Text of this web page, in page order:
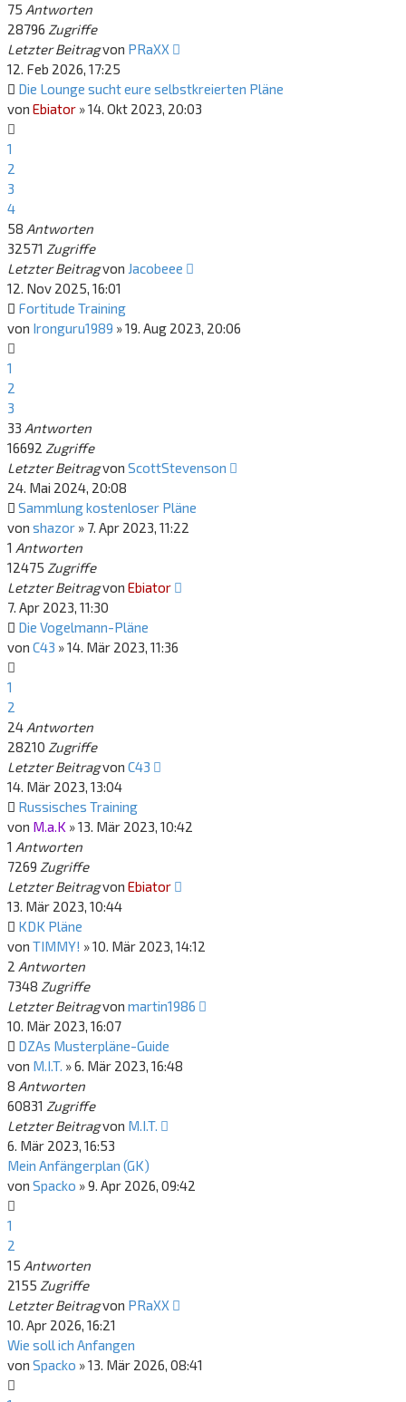
75 Antworten
28796 Zugriffe
Letzter Beitragvon PRaXX
12. Feb 2026, 17:25
Die Lounge sucht eure selbstkreierten Pläne
von Ebiator »14. Okt 2023, 20:03
1
2
3
4
58 Antworten
32571 Zugriffe
Letzter Beitragvon Jacobeee
12. Nov 2025, 16:01
Fortitude Training
von Ironguru1989 »19. Aug 2023, 20:06
1
2
3
33 Antworten
16692 Zugriffe
Letzter Beitragvon ScottStevenson
24. Mai 2024, 20:08
Sammlung kostenloser Pläne
von shazor » 7. Apr 2023, 11:22
1 Antworten
12475 Zugriffe
Letzter Beitragvon Ebiator
7. Apr 2023, 11:30
Die Vogelmann-Pläne
von C43 »14. Mär 2023, 11:36
1
2
24 Antworten
28210 Zugriffe
Letzter Beitragvon C43
14. Mär 2023, 13:04
Russisches Training
von M.a.K »13. Mär 2023, 10:42
1 Antworten
7269 Zugriffe
Letzter Beitragvon Ebiator
13. Mär 2023, 10:44
KDK Pläne
von TIMMY! »10. Mär 2023, 14:12
2 Antworten
7348 Zugriffe
Letzter Beitragvon martin1986
10. Mär 2023, 16:07
DZAs Musterpläne-Guide
von M.I.T. »6. Mär 2023, 16:48
8 Antworten
60831 Zugriffe
Letzter Beitragvon M.I.T.
6. Mär 2023, 16:53
Mein Anfängerplan (GK)
von Spacko »9. Apr 2026, 09:42
1
2
15 Antworten
2155 Zugriffe
Letzter Beitragvon PRaXX
10. Apr 2026, 16:21
Wie soll ich Anfangen
von Spacko »13. Mär 2026, 08:41